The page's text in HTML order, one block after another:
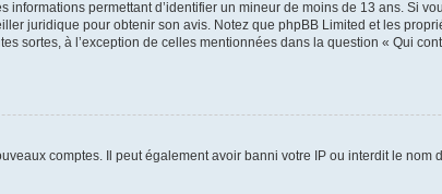
permettant d’identifier un mineur de moins de 13 ans. Si
juridique pour obtenir son avis. Notez que phpBB Limited et les
sortes, à l’exception de celles mentionnées dans la question « Qui
comptes. Il peut également avoir banni votre IP ou interdit le nom